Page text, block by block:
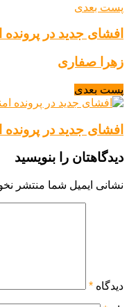
پست بعدی
افشای جدید در
زهرا صفاری
پست بعدی
افشای جدید در
دیدگاهتان را بنویسید
نشانی ایمیل شما منتشر
دیدگاه *